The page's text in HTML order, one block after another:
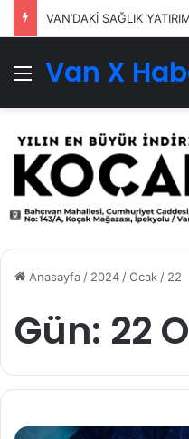
VAN’DAKİ SAĞLIK
Menü
Van X
Anasayfa/ 2024/Ocak/ 22
Gün: 22